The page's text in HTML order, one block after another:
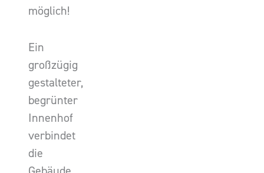
möglich!
Ein
großzügig
gestalteter,
begrünter
Innenhof
verbindet
die